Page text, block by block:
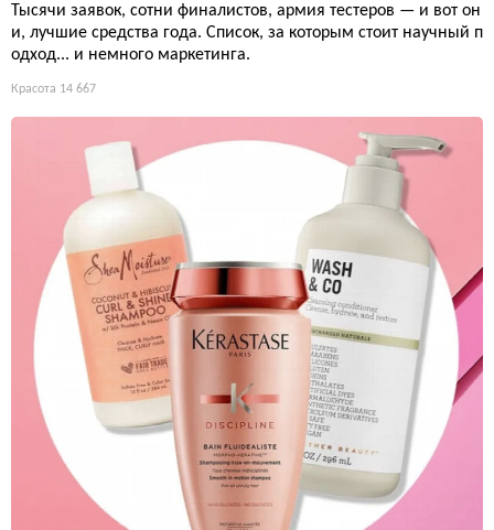
Тысячи заявок, сотни финалистов, армия тестеров — и вот он
и, лучшие средства года. Список, за которым стоит научный п
одход... и немного маркетинга.
Красота 14 667